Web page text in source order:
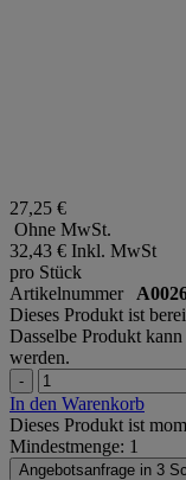
27,25 €
Ohne MwSt.
32,43 € Inkl. MwSt
pro Stück
Artikelnummer
Dieses Produkt ist
Dasselbe Produkt
werden.
-
In den Warenkorb
Dieses Produkt ist
Mindestmenge: 1
Angebotsanfrage in 3